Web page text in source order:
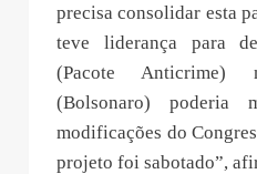
precisa consolidar esta
teve liderança para
(Pacote Anticrime)
(Bolsonaro) poderia
modificações do
projeto foi sabotado”,